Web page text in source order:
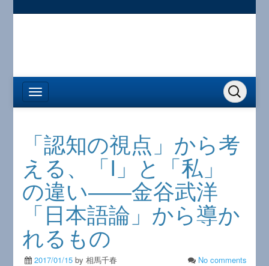
「認知の視点」から考
える、「I」と「私」
の違い――金谷武洋
「日本語論」から導か
れるもの
2017/01/15 by 相馬千春 No comments